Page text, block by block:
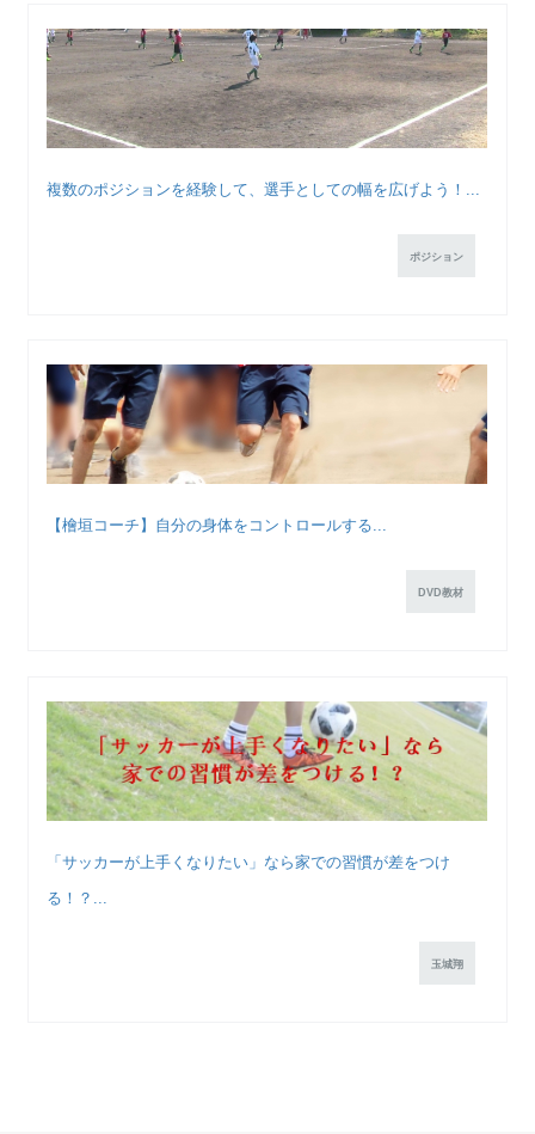
複数のポジションを経験して、選手としての幅を広げよう！...
ポジション
【檜垣コーチ】自分の身体をコントロールする...
DVD教材
「サッカーが上手くなりたい」なら家での習慣が差をつけ
る！？...
玉城翔